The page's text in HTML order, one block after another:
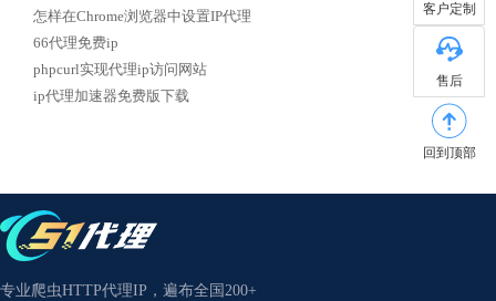
怎样在Chrome浏览器中设置IP代理
66代理免费ip
phpcurl实现代理ip访问网站
ip代理加速器免费版下载
客户定制
售后
回到顶部
专业爬虫HTTP代理IP，遍布全国200+